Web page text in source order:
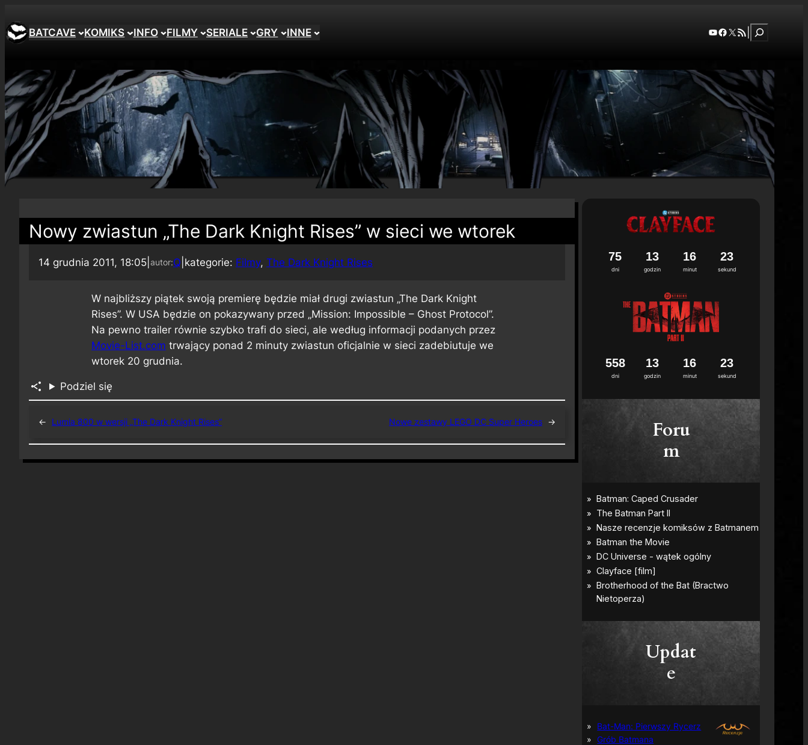
BATCAVE KOMIKS INFO FILMY SERIALE GRY INNE YouTube
Facebook
X RSS FeedSzukaj
Nowy zwiastun „The Dark Knight Rises” w sieci we wtorek
14 grudnia 2011, 18:05 autor:Q kategorie: Filmy, The Dark Knight Rises
W najbliższy piątek swoją premierę będzie miał drugi zwiastun „The Dark Knight
Rises”. W USA będzie on pokazywany przed „Mission: Impossible – Ghost Protocol”.
Na pewno trailer równie szybko trafi do sieci, ale według informacji podanych przez
Movie-List.com trwający ponad 2 minuty zwiastun oficjalnie w sieci zadebiutuje we
wtorek 20 grudnia.
Podziel się
← Lumia 800 w wersji „The Dark Knight Rises” Nowe zestawy LEGO DC Super Heroes →
dni
75
godzin
13
minut
16
sekund
22
dni
558
godzin
13
minut
16
sekund
22
Foru
m
Updat
e
Bat-Man: Pierwszy Rycerz
Grób Batmana